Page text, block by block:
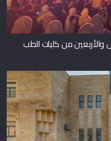
من كليات الطب